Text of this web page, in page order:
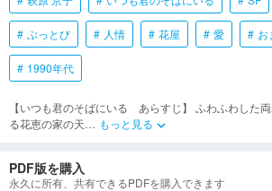
ぶっとび 人情 花屋 愛 お
1990年代
【いつも君のそばにいる あらすじ】 ふわふわした
る花恵の家の天… もっと見る keyboard_arrow_down
PDF版を購入
永久に所有、共有できるPDFを購入できます